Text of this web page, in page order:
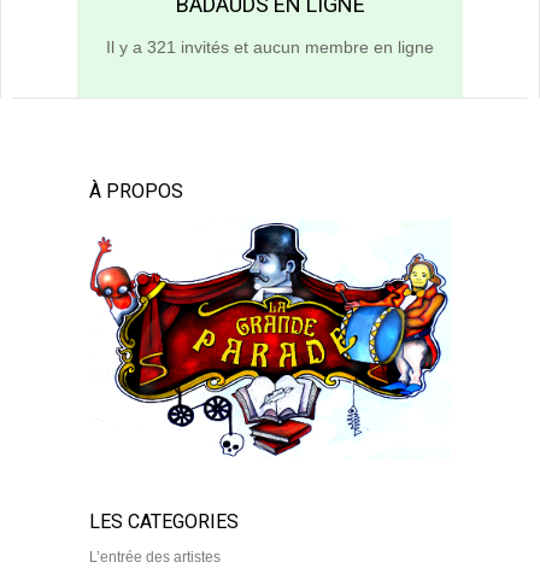
Il y a 321 invités et aucun membre en ligne
À PROPOS
LES CATEGORIES
L’entrée des artistes